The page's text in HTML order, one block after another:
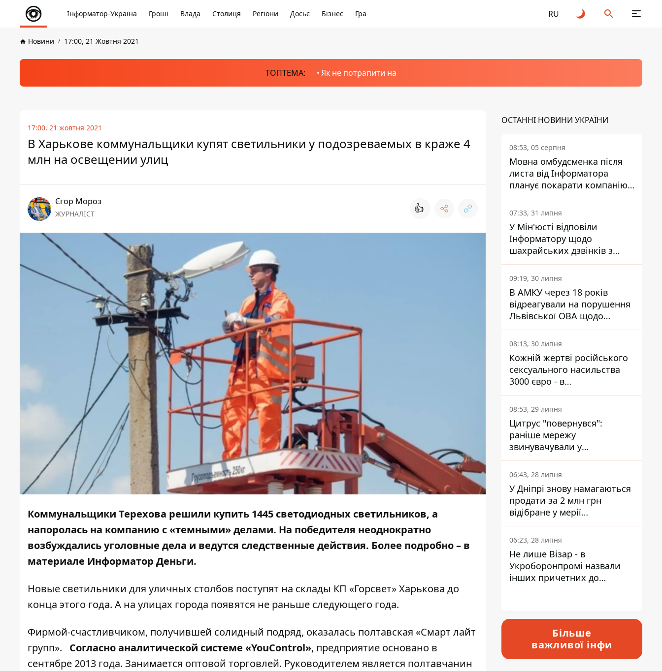
Інформатор-Україна Гроші Влада Столиця Регіони Досьє Бізнес Гра RU
Новини 17:00, 21 Жовтня 2021
ТОПТЕМА: Як не потрапити на
17:00, 21 жовтня 2021
В Харькове коммунальщики купят светильники у подозреваемых в краже 4
млн на освещении улиц
Єгор Мороз
ЖУРНАЛІСТ 👍
Коммунальщики Терехова решили купить 1445 светодиодных светильников, а
напоролась на компанию с «темными» делами. На победителя неоднократно
возбуждались уголовные дела и ведутся следственные действия. Более подробно – в
материале Информатор Деньги.
Новые светильники для уличных столбов поступят на склады КП «Горсвет» Харькова до
конца этого года. А на улицах города появятся не раньше следующего года.
Фирмой-счастливчиком, получившей солидный подряд, оказалась полтавская «Смарт лайт
групп». Согласно аналитической системе «YouControl», предприятие основано в
сентябре 2013 года. Занимается оптовой торговлей. Руководителем является полтавчанин
ОСТАННІ НОВИНИ УКРАЇНИ
08:53, 05 серпня
Мовна омбудсменка після
листа від Інформатора
планує покарати компанію-
підрядника ПриватБанку
07:33, 31 липня
У Мін'юсті відповіли
Інформатору щодо
шахрайських дзвінків з
камери Сумського СІЗО так,
що ніхто нічого не зрозумів
09:19, 30 липня
В АМКУ через 18 років
відреагували на порушення
Львівської ОВА щодо
харчування у закладах
освіти
08:13, 30 липня
Кожній жертві російського
сексуального насильства
3000 євро - в
Мінсоцполітики пояснили
Інформатору, звідки на це
гроші
08:53, 29 липня
Цитрус "повернувся":
раніше мережу
звинувачували у
контрабанді техніки та
ухиленні від сплати
податків
06:43, 28 липня
У Дніпрі знову намагаються
продати за 2 млн грн
відібране у мерії
приміщення Укрпошти
06:23, 28 липня
Не лише Візар - в
Укроборонпромі назвали
інших причетних до
Більше
важливої інфи